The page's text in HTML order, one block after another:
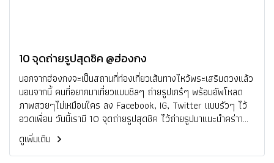
10 จุดถ่ายรูปสุดชิค @ฮ่องกง
นอกจากฮ่องกงจะเป็นสถานที่ท่องเที่ยวเส้นทางไหว้พระเสริมดวงแล้ว
นอนจากนี้ คนที่อยากมาเที่ยวแบบชิลๆ ถ่ายรูปเกร๋ๆ พร้อมอัพโหลด
ภาพสวยๆไม่เหมือนใคร ลง Facebook, IG, Twitter แบบรัวๆ ไว้
อวดเพื่อน วันนี้เรามี 10 จุดถ่ายรูปสุดชิค ไว้ถ่ายรูปมาแนะนำคร่าา
อยากรู้ว่ามีที่ไหนบ้าง พกกล้องถ่ายรูปคู่ใจ แล้วตามมาเลยย
ดูเพิ่มเติม